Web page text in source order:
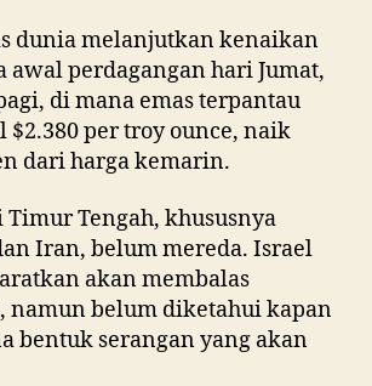
dunia melanjutkan kenaikan
awal perdagangan hari Jumat,
di mana emas terpantau
$2.380 per troy ounce, naik
dari harga kemarin.
Timur Tengah, khususnya
Iran, belum mereda. Israel
akan membalas
namun belum diketahui kapan
bentuk serangan yang akan